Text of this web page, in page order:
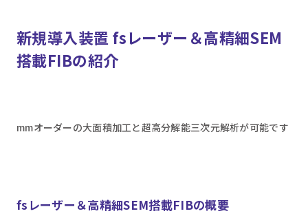
新規導入装置 fsレーザー＆高精細SEM
搭載FIBの紹介
mmオーダーの大面積加工と超高分解能三次元解析が可能です
fsレーザー＆高精細SEM搭載FIBの概要